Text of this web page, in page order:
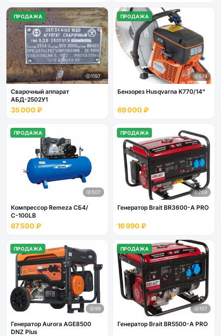
ПРОДАЖА
1197
Сварочный аппарат
АБД-2502У1
35 000 ₽
ПРОДАЖА
574
Бензорез Husqvarna K770/14"
69 000 ₽
ПРОДАЖА
507
Компрессор Remeza СБ4/
С-100LB
67 500 ₽
ПРОДАЖА
269
Генератор Brait BR3600-A PRO
16 990 ₽
ПРОДАЖА
99
Генератор Aurora AGE8500
DNZ Plus
ПРОДАЖА
107
Генератор Brait BR5500-A PRO